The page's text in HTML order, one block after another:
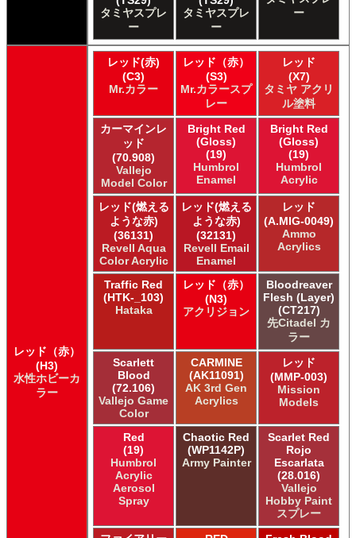
ＧＳＩクレオス Mr.カラー 色ノ源
ＧＳＩクレオス Mr.カラー スーパーメタリック 2
ＧＳＩクレオス Mr.カラースプレー
ＧＳＩクレオス Mr.クリアカラーGX
ＧＳＩクレオス Mr.クリスタルカラー
ＧＳＩクレオス Mr.サーフェイサー/プライマー
ＧＳＩクレオス Mr.トップコート
ＧＳＩクレオス Mr.メタリックカラーGX
ＧＳＩクレオス Mr.メタルカラー
ＧＳＩクレオス アクリジョン
ＧＳＩクレオス ガンダムカラー
ＧＳＩクレオス ガンダムカラー
ＧＳＩクレオス ガンダムカラースプレー
ＧＳＩクレオス ガンダムカラースプレー
ＧＳＩクレオス ガンダムマーカー
ＧＳＩクレオス 水性ホビーカラー
タミヤスプレ
ー
タミヤスプレ
ー
ー
レッド（赤）
(H3)
水性ホビーカ
ラー
レッド(赤)
(C3)
Mr.カラー
レッド（赤）
(S3)
Mr.カラースプ
レー
レッド
(X7)
タミヤ アクリ
ル塗料
カーマインレ
ッド
(70.908)
Vallejo
Model Color
Bright Red
(Gloss)
(19)
Humbrol
Enamel
Bright Red
(Gloss)
(19)
Humbrol
Acrylic
レッド(燃える
ような赤)
(36131)
Revell Aqua
Color Acrylic
レッド(燃える
ような赤)
(32131)
Revell Email
Enamel
レッド
(A.MIG-0049)
Ammo
Acrylics
Traffic Red
(HTK-_103)
Hataka
レッド（赤）
(N3)
アクリジョン
Bloodreaver
Flesh (Layer)
(CT217)
先Citadel カ
ラー
Scarlett
Blood
(72.106)
Vallejo Game
Color
CARMINE
(AK11091)
AK 3rd Gen
Acrylics
レッド
(MMP-003)
Mission
Models
Red
(19)
Humbrol
Acrylic
Aerosol
Spray
Chaotic Red
(WP1142P)
Army Painter
Scarlet Red
Rojo
Escarlata
(28.016)
Vallejo
Hobby Paint
スプレー